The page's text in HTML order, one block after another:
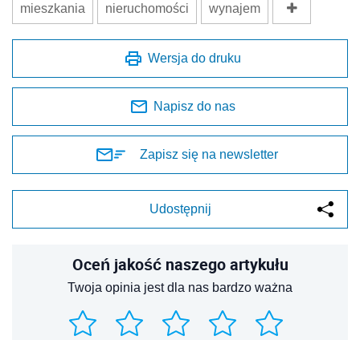
mieszkania nieruchomości wynajem
Wersja do druku
Napisz do nas
Zapisz się na newsletter
Udostępnij
Oceń jakość naszego artykułu
Twoja opinia jest dla nas bardzo ważna